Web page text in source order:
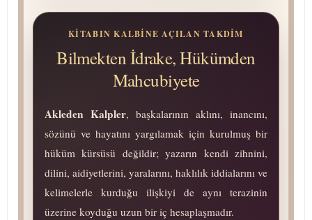
KITABIN KALBINE AÇILAN TAKDIM
Bilmekten İdrake, Hükümden
Mahcubiyete
Akleden Kalpler, başkalarının aklını, inancını,
sözünü ve hayatını yargılamak için kurulmuş bir
hüküm kürsüsü değildir; yazarın kendi zihnini,
dilini, aidiyetlerini, yaralarını, haklılık iddialarını ve
kelimelerle kurduğu ilişkiyi de aynı terazinin
üzerine koyduğu uzun bir iç hesaplaşmadır.